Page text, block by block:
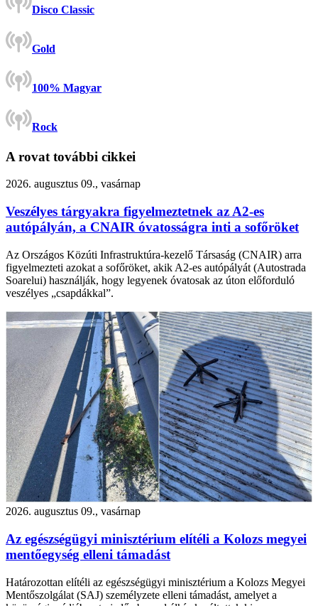
Disco Classic
Gold
100% Magyar
Rock
A rovat további cikkei
2026. augusztus 09., vasárnap
Veszélyes tárgyakra figyelmeztetnek az A2-es
autópályán, a CNAIR óvatosságra inti a sofőröket
Az Országos Közúti Infrastruktúra-kezelő Társaság (CNAIR) arra
figyelmezteti azokat a sofőröket, akik A2-es autópályát (Autostrada
Soarelui) használják, hogy legyenek óvatosak az úton előforduló
veszélyes „csapdákkal”.
2026. augusztus 09., vasárnap
Az egészségügyi minisztérium elítéli a Kolozs megyei
mentőegység elleni támadást
Határozottan elítéli az egészségügyi minisztérium a Kolozs Megyei
Mentőszolgálat (SAJ) személyzete elleni támadást, amelyet a